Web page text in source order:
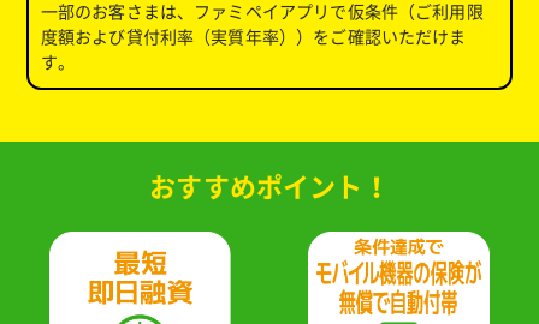
一部のお客さまは、ファミペイアプリで仮条件（ご利用限
度額および貸付利率（実質年率））をご確認いただけま
す。
おすすめポイント！